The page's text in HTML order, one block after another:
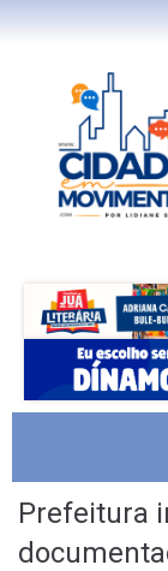
Prefeitura